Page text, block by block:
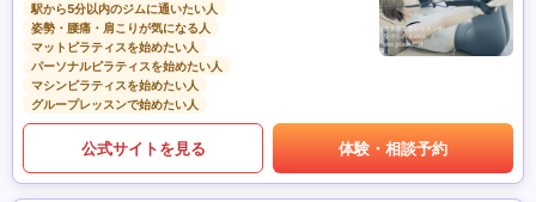
駅から5分以内のジムに通いたい人
姿勢・腰痛・肩こりが気になる人
マットピラティスを始めたい人
パーソナルピラティスを始めたい人
マシンピラティスを始めたい人
グループレッスンで始めたい人
公式サイトを見る 体験・相談予約